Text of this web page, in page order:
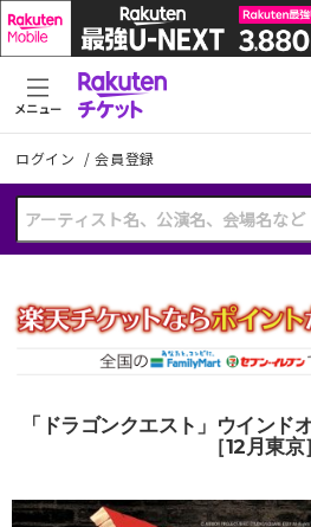
ログイン /会員登録
メニュー
「ドラゴンクエスト」ウインド
［12月東京］